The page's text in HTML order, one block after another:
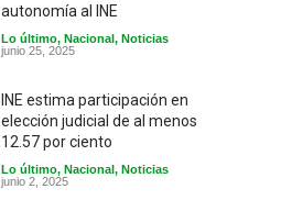
autonomía al INE
Lo último, Nacional, Noticias
junio 25, 2025
INE estima participación en
elección judicial de al menos
12.57 por ciento
Lo último, Nacional, Noticias
junio 2, 2025